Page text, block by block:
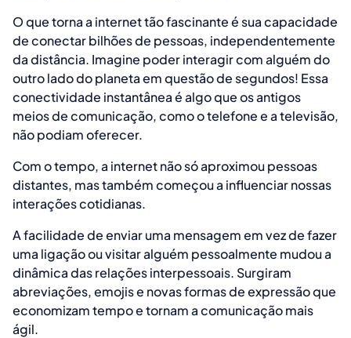
O que torna a internet tão fascinante é sua capacidade
de conectar bilhões de pessoas, independentemente
da distância. Imagine poder interagir com alguém do
outro lado do planeta em questão de segundos! Essa
conectividade instantânea é algo que os antigos
meios de comunicação, como o telefone e a televisão,
não podiam oferecer.
Com o tempo, a internet não só aproximou pessoas
distantes, mas também começou a influenciar nossas
interações cotidianas.
A facilidade de enviar uma mensagem em vez de fazer
uma ligação ou visitar alguém pessoalmente mudou a
dinâmica das relações interpessoais. Surgiram
abreviações, emojis e novas formas de expressão que
economizam tempo e tornam a comunicação mais
ágil.